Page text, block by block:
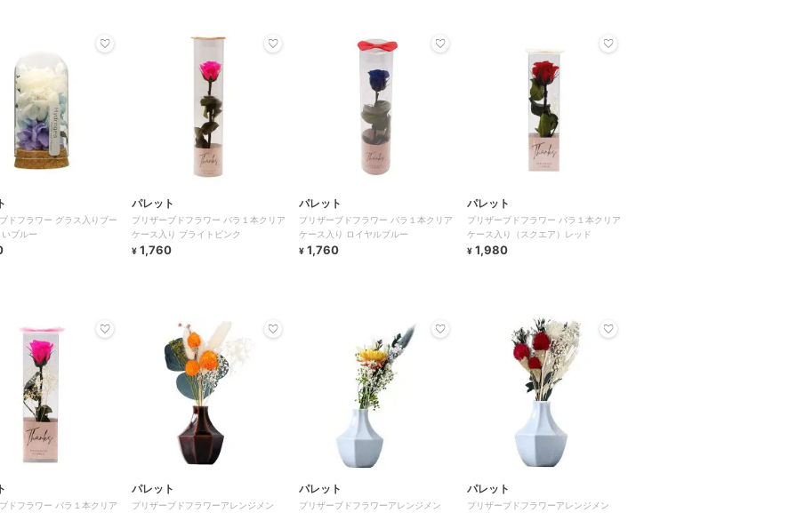
ドフラワー グラス入りブー
ブルー
パレット
プリザーブドフラワー バラ１本クリア
ケース入り ブライトピンク
¥ 1,760
パレット
プリザーブドフラワー バラ１本クリア
ケース入り ロイヤルブルー
¥ 1,760
パレット
プリザーブドフラワー バラ１本クリア
ケース入り（スクエア）レッド
¥ 1,980
ドフラワー バラ１本クリア
パレット
プリザーブドフラワーアレンジメン
パレット
プリザーブドフラワーアレンジメン
パレット
プリザーブドフラワーアレンジメン